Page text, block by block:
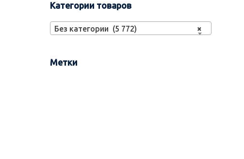
Категории товаров
×
Без категории (5 772)
Метки